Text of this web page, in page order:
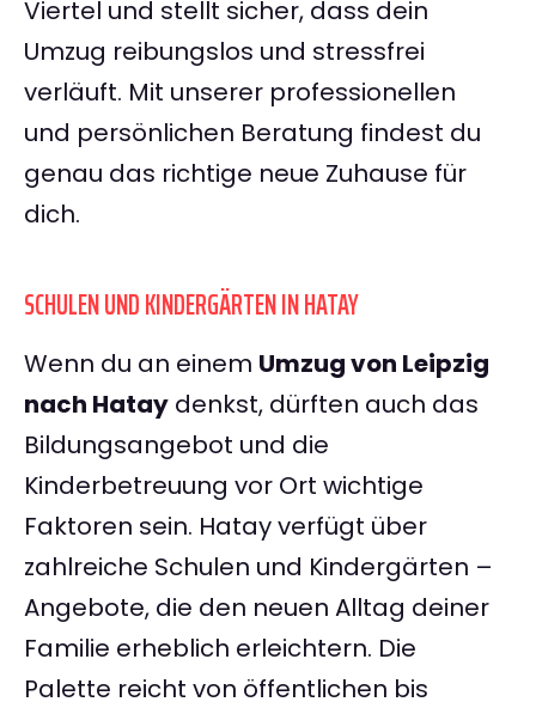
Viertel und stellt sicher, dass dein
Umzug reibungslos und stressfrei
verläuft. Mit unserer professionellen
und persönlichen Beratung findest du
genau das richtige neue Zuhause für
dich.
SCHULEN UND KINDERGÄRTEN IN HATAY
Wenn du an einem Umzug von Leipzig
nach Hatay denkst, dürften auch das
Bildungsangebot und die
Kinderbetreuung vor Ort wichtige
Faktoren sein. Hatay verfügt über
zahlreiche Schulen und Kindergärten –
Angebote, die den neuen Alltag deiner
Familie erheblich erleichtern. Die
Palette reicht von öffentlichen bis